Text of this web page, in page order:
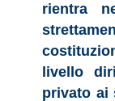
rientra
livello
privato ai